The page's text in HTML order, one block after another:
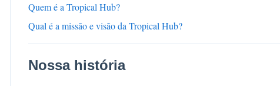
Quem é a Tropical Hub?
Qual é a missão e visão da Tropical Hub?
Nossa história